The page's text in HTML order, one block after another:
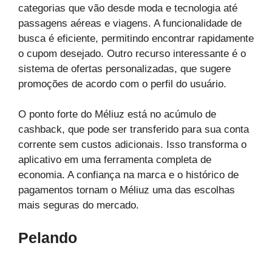
categorias que vão desde moda e tecnologia até
passagens aéreas e viagens. A funcionalidade de
busca é eficiente, permitindo encontrar rapidamente
o cupom desejado. Outro recurso interessante é o
sistema de ofertas personalizadas, que sugere
promoções de acordo com o perfil do usuário.
O ponto forte do Méliuz está no acúmulo de
cashback, que pode ser transferido para sua conta
corrente sem custos adicionais. Isso transforma o
aplicativo em uma ferramenta completa de
economia. A confiança na marca e o histórico de
pagamentos tornam o Méliuz uma das escolhas
mais seguras do mercado.
Pelando